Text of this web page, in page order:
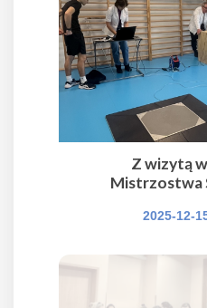
Z wizytą
Mistrzostwa
2025-12-